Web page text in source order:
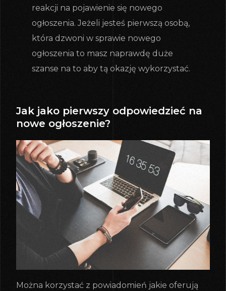
reakcji na pojawienie się nowego
ogłoszenia. Jeżeli jesteś pierwszą osobą,
która dzwoni w sprawie nowego
ogłoszenia to masz naprawdę duże
szanse na to aby tą okazję wykorzystać.
Jak jako pierwszy odpowiedzieć na
nowe ogłoszenie?
Można korzystać z powiadomień jakie oferują